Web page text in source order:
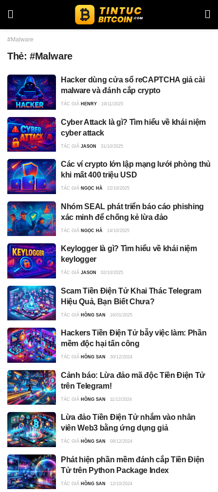
#Malware
Thẻ: #Malware
Hacker dùng cửa sổ reCAPTCHA giả cài
malware và đánh cắp crypto
TÁC GIẢ HENRY 19/11/2025
Cyber Attack là gì? Tìm hiểu về khái niệm
cyber attack
TÁC GIẢ JASON 31/10/2025
Các ví crypto lớn lập mạng lưới phòng thủ
khi mất 400 triệu USD
TÁC GIẢ NGỌC HÀ 22/10/2025
Nhóm SEAL phát triển báo cáo phishing
xác minh để chống kẻ lừa đảo
TÁC GIẢ NGỌC HÀ 14/10/2025
Keylogger là gì? Tìm hiểu về khái niệm
keylogger
TÁC GIẢ JASON 02/10/2025
Scam Tiền Điện Tử Khai Thác Telegram
Hiệu Quả, Bạn Biết Chưa?
TÁC GIẢ HỒNG SAN 16/01/2025
Hackers Tiền Điện Tử bẫy việc làm: Phần
mềm độc hại tấn công
TÁC GIẢ HỒNG SAN 30/12/2024
Cảnh báo: Lừa đảo mã độc Tiền Điện Tử
trên Telegram!
TÁC GIẢ HỒNG SAN 11/12/2024
Lừa đảo Tiền Điện Tử nhắm vào nhân
viên Web3 bằng ứng dụng giả
TÁC GIẢ HỒNG SAN 09/12/2024
Phát hiện phần mềm đánh cắp Tiền Điện
Tử trên Python Package Index
TÁC GIẢ HỒNG SAN 12/10/2024